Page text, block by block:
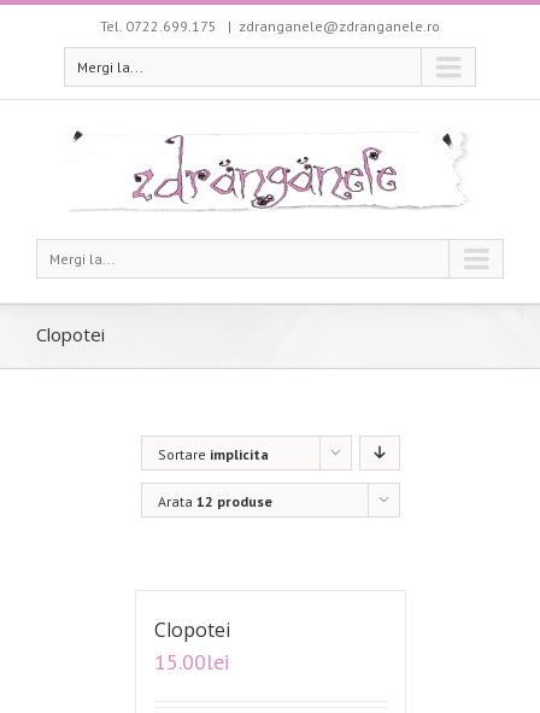
Tel. 0722.699.175 | zdranganele@zdranganele.ro
Mergi la...
Mergi la...
Clopotei
Sortare implicita
Arata 12 produse
Clopotei
15.00lei